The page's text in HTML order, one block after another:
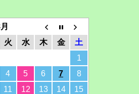
火 水 木 金
土
1
4 5 6 7
8
11 12 13 14
15